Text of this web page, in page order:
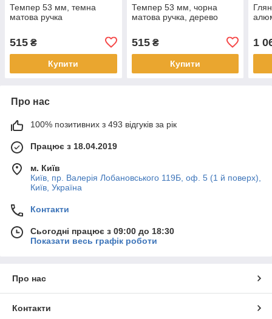
Темпер 53 мм, темна
матова ручка
515 ₴
Купити
Темпер 53 мм, чорна
матова ручка, дерево
515₴
Купити
1
Про нас
100% позитивних з 493 відгуків за рік
Працює з 18.04.2019
м. Київ
Київ, пр. Валерія Лобановського 119Б, оф. 5 (1 й поверх),
Київ, Україна
Контакти
Сьогодні працює з 09:00 до 18:30
Показати весь графік роботи
Про нас
Контакти